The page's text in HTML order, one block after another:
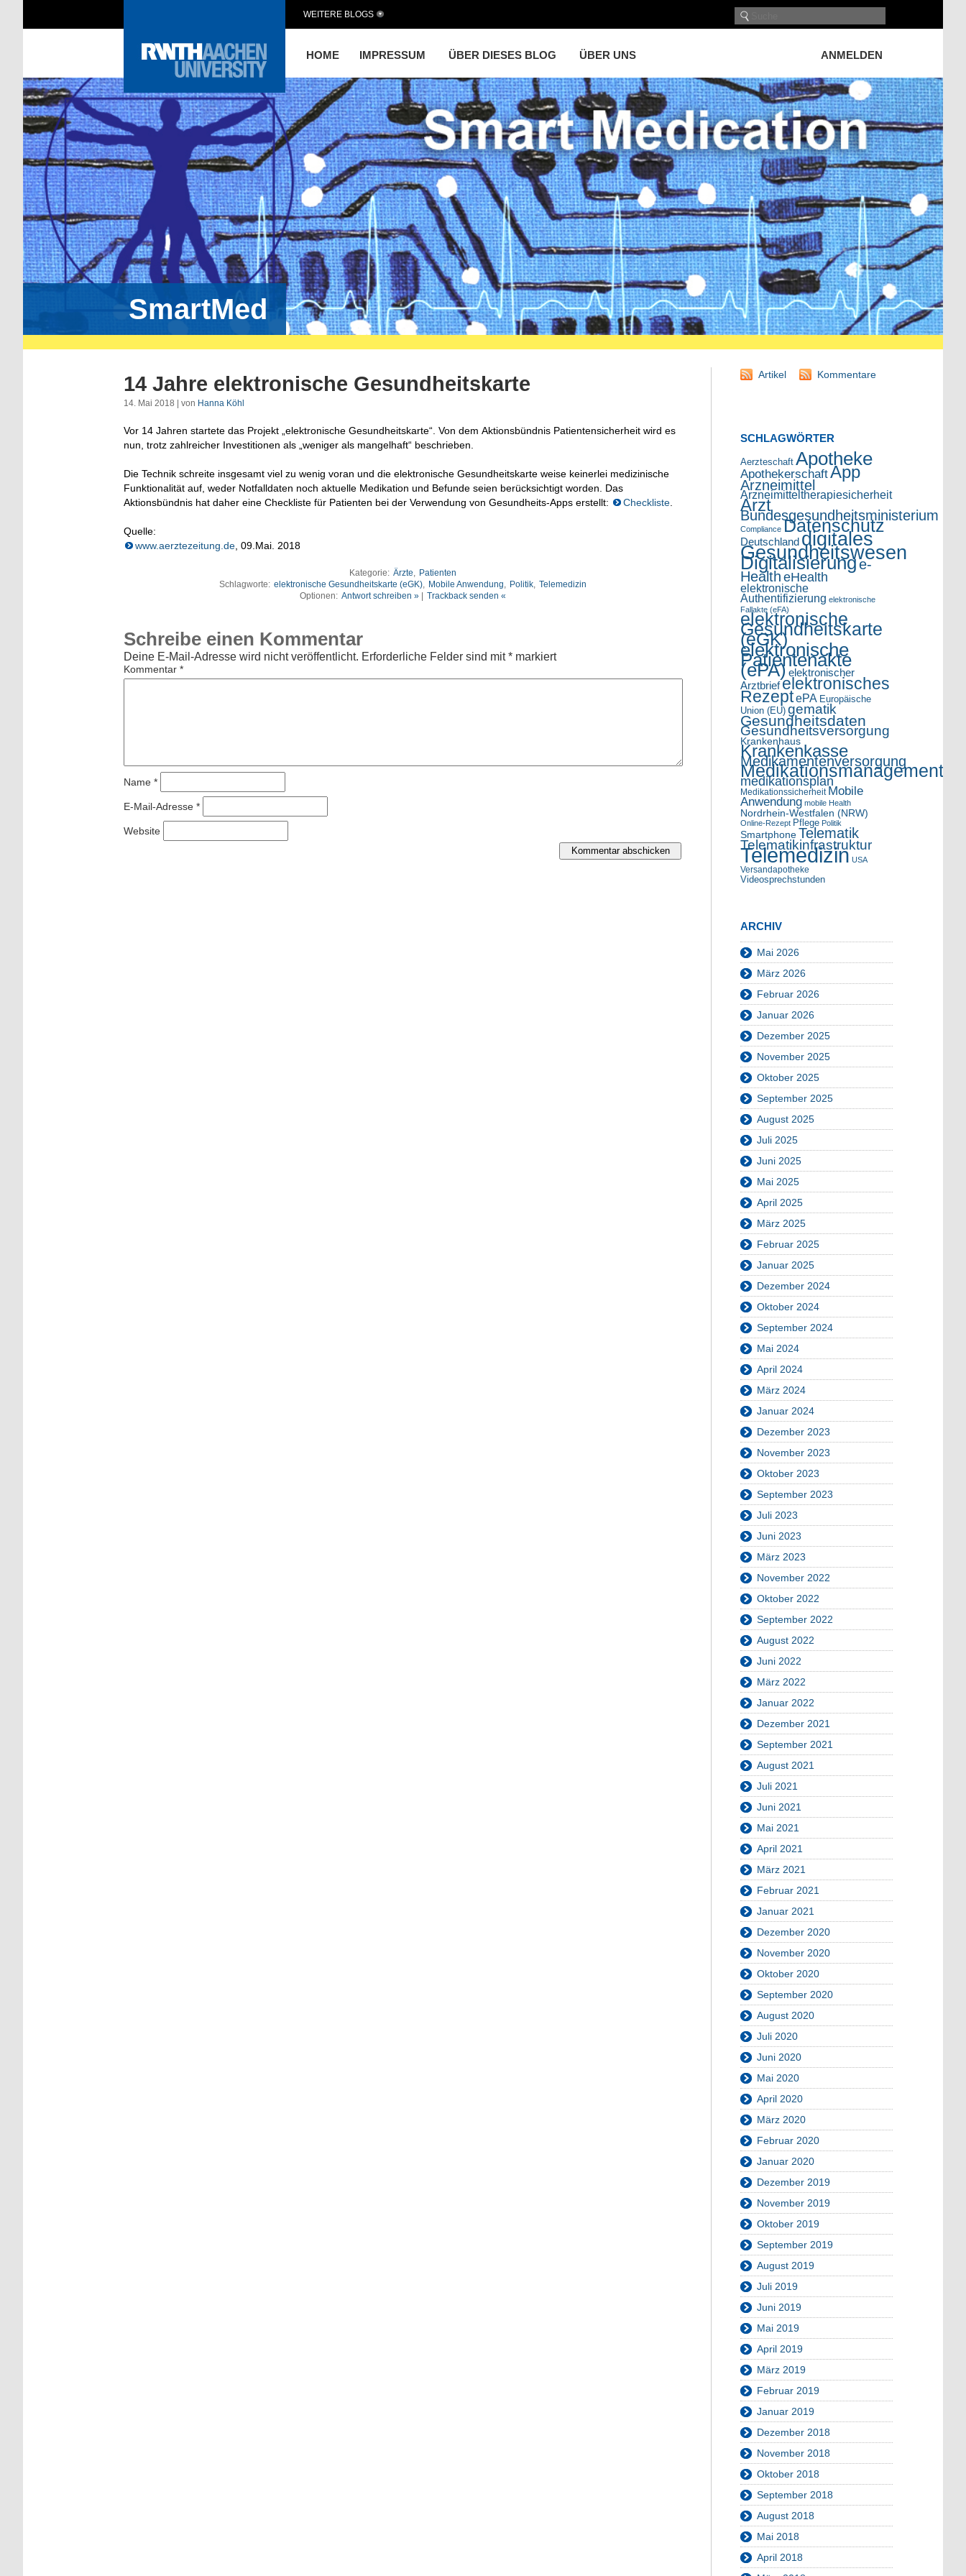
HOME IMPRESSUM ÜBER DIESES BLOG ÜBER UNS ANMELDEN
WEITERE BLOGS
SmartMed
14 Jahre elektronische Gesundheitskarte
14. Mai 2018 | von Hanna Köhl
Vor 14 Jahren startete das Projekt „elektronische Gesundheitskarte“. Von dem Aktionsbündnis Patientensicherheit wird es
nun, trotz zahlreicher Investitionen als „weniger als mangelhaft“ beschrieben.
Die Technik schreite insgesamt viel zu wenig voran und die elektronische Gesundheitskarte weise keinerlei medizinische
Funktionalität auf, weder Notfalldaten noch aktuelle Medikation und Befunde seien berücksichtigt worden. Das
Aktionsbündnis hat daher eine Checkliste für Patienten bei der Verwendung von Gesundheits-Apps erstellt:
Checkliste
Quelle:
www.aerztezeitung.de , 09.Mai. 2018
Kategorie: Ärzte, Patienten
Schlagworte: elektronische Gesundheitskarte (eGK), Mobile Anwendung, Politik, Telemedizin
Optionen: Antwort schreiben »| Trackback senden «
Schreibe einen Kommentar
Deine E-Mail-Adresse wird nicht veröffentlicht. Erforderliche Felder sind mit* markiert
Kommentar *
Name *
E-Mail-Adresse *
Website
Artikel Kommentare
SCHLAGWÖRTER
Aerzteschaft Apotheke
ApothekerschaftApp
Arzneimittel
Arzneimitteltherapiesicherheit
Arzt
Bundesgesundheitsministerium
Compliance Datenschutz
Deutschlanddigitales
Gesundheitswesen
Digitalisierunge-
Health eHealth
elektronische
Authentifizierung elektronische
Fallakte (eFA)
elektronische
Gesundheitskarte
(eGK)
elektronische
Patientenakte
(ePA) elektronischer
Arztbriefelektronisches
RezeptePA Europäische
Union (EU) gematik
Gesundheitsdaten
Gesundheitsversorgung
Krankenhaus
Krankenkasse
Medikamentenversorgung
Medikationsmanagement
medikationsplan
Medikationssicherheit Mobile
Anwendung mobile Health
Nordrhein-Westfalen (NRW)
Online-Rezept Pflege Politik
Smartphone Telematik
Telematikinfrastruktur
Telemedizin USA
Versandapotheke
Videosprechstunden
ARCHIV
Mai 2026
März 2026
Februar 2026
Januar 2026
Dezember 2025
November 2025
Oktober 2025
September 2025
August 2025
Juli 2025
Juni 2025
Mai 2025
April 2025
März 2025
Februar 2025
Januar 2025
Dezember 2024
Oktober 2024
September 2024
Mai 2024
April 2024
März 2024
Januar 2024
Dezember 2023
November 2023
Oktober 2023
September 2023
Juli 2023
Juni 2023
März 2023
November 2022
Oktober 2022
September 2022
August 2022
Juni 2022
März 2022
Januar 2022
Dezember 2021
September 2021
August 2021
Juli 2021
Juni 2021
Mai 2021
April 2021
März 2021
Februar 2021
Januar 2021
Dezember 2020
November 2020
Oktober 2020
September 2020
August 2020
Juli 2020
Juni 2020
Mai 2020
April 2020
März 2020
Februar 2020
Januar 2020
Dezember 2019
November 2019
Oktober 2019
September 2019
August 2019
Juli 2019
Juni 2019
Mai 2019
April 2019
März 2019
Februar 2019
Januar 2019
Dezember 2018
November 2018
Oktober 2018
September 2018
August 2018
Mai 2018
April 2018